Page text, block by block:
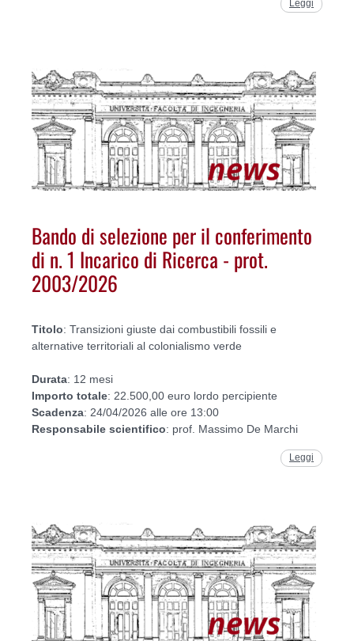
Leggi
Bando di selezione per il conferimento
di n. 1 Incarico di Ricerca - prot.
2003/2026
Titolo: Transizioni giuste dai combustibili fossili e
alternative territoriali al colonialismo verde
Durata: 12 mesi
Importo totale: 22.500,00 euro lordo percipiente
Scadenza: 24/04/2026 alle ore 13:00
Responsabile scientifico: prof. Massimo De Marchi
Leggi